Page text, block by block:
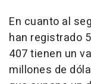
En cuanto al
han registrado
407 tienen un
millones de